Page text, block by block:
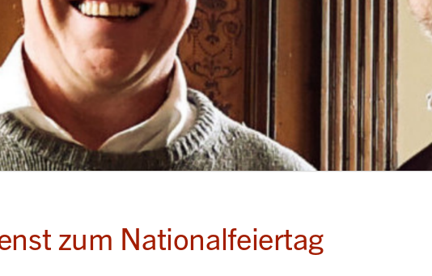
zum Nationalfeiertag